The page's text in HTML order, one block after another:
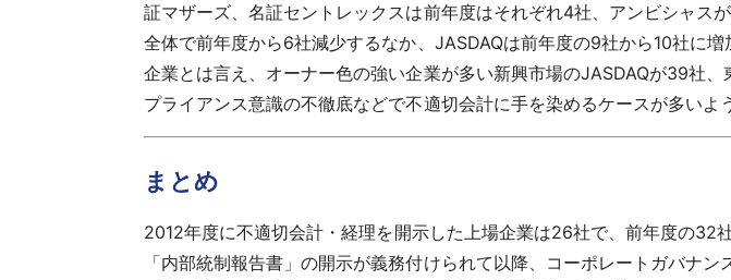
証マザーズ、名証セントレックスは前年度はそれぞれ4社、アンビシャス
全体で前年度から6社減少するなか、JASDAQは前年度の9社から10社に
企業とは言え、オーナー色の強い企業が多い新興市場のJASDAQが39社
プライアンス意識の不徹底などで不適切会計に手を染めるケースが多いよ
まとめ
2012年度に不適切会計・経理を開示した上場企業は26社で、前年度の
「内部統制報告書」の開示が義務付けられて以降、コーポレートガバナ